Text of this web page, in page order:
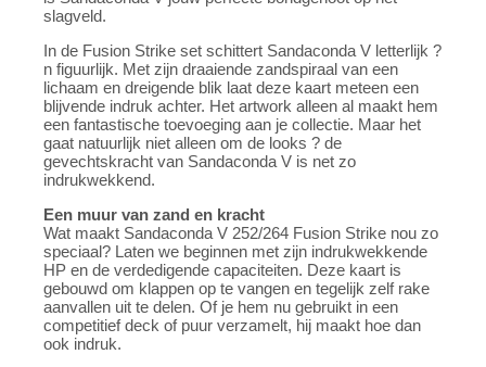
slagveld.
In de Fusion Strike set schittert Sandaconda V letterlijk ?
n figuurlijk. Met zijn draaiende zandspiraal van een
lichaam en dreigende blik laat deze kaart meteen een
blijvende indruk achter. Het artwork alleen al maakt hem
een fantastische toevoeging aan je collectie. Maar het
gaat natuurlijk niet alleen om de looks ? de
gevechtskracht van Sandaconda V is net zo
indrukwekkend.
Een muur van zand en kracht
Wat maakt Sandaconda V 252/264 Fusion Strike nou zo
speciaal? Laten we beginnen met zijn indrukwekkende
HP en de verdedigende capaciteiten. Deze kaart is
gebouwd om klappen op te vangen en tegelijk zelf rake
aanvallen uit te delen. Of je hem nu gebruikt in een
competitief deck of puur verzamelt, hij maakt hoe dan
ook indruk.